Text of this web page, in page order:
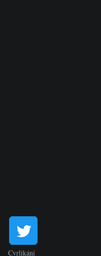
Cvrlikání